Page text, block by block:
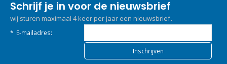
wij sturen maximaal 4 keer per jaar een nieuwsbrief.
*E-mailadres: